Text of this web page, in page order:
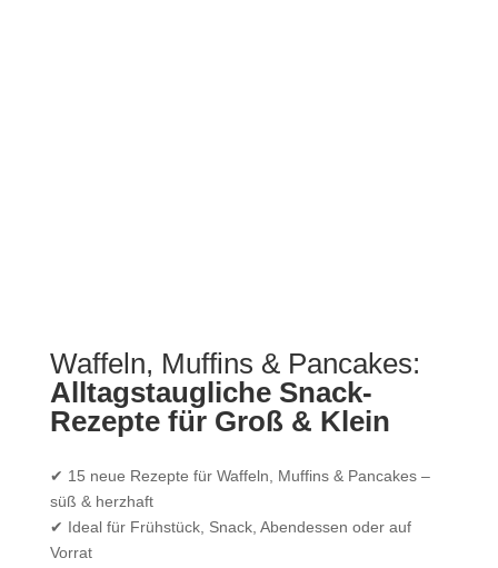
Waffeln, Muffins & Pancakes:
Alltagstaugliche Snack-
Rezepte für Groß & Klein
✔ 15 neue Rezepte für Waffeln, Muffins & Pancakes –
süß & herzhaft
✔ Ideal für Frühstück, Snack, Abendessen oder auf
Vorrat